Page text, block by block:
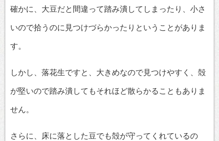
確かに、大豆だと間違って踏み潰してしまったり、小さ
いので拾うのに見つけづらかったりということがありま
す。
しかし、落花生ですと、大きめなので見つけやすく、殻
が堅いので踏み潰してもそれほど散らかることもありま
せん。
さらに、床に落とした豆でも殻が守ってくれているの